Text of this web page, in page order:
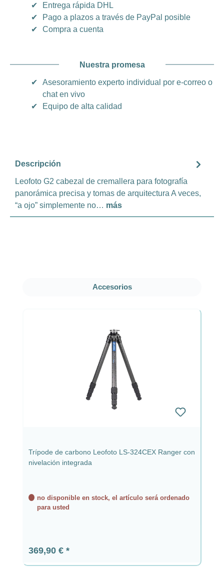
✔
Entrega rápida DHL
✔
Pago a plazos a través de PayPal posible
✔
Compra a cuenta
Nuestra promesa
✔
Asesoramiento experto individual por e-correo o
chat en vivo
✔
Equipo de alta calidad
Descripción
Leofoto G2 cabezal de cremallera para fotografía
panorámica precisa y tomas de arquitectura A veces,
“a ojo” simplemente no… más
Omitir la galería de productos
Accesorios
Trípode de carbono Leofoto LS-324CEX Ranger con
nivelación integrada
no disponible en stock, el artículo será ordenado
para usted
Precio normal:
369,90 €